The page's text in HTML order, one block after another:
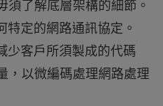
須了解底層架構的細節。
定的網路通訊協定。
少客戶所須製成的代碼
，以微編碼處理網路處理